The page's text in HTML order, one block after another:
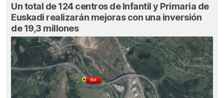
Un total de 124 centros de Infantil y Primaria de
Euskadi realizarán mejoras con una inversión
de 19,3 millones